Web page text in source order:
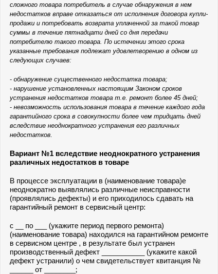
сложного товара потребитель в случае обнаружения в нем
недостатков вправе отказаться от исполнения договора купли-
продажи и потребовать возврата уплаченной за такой товар
суммы в течение пятнадцати дней со дня передачи
потребителю такого товара. По истечении этого срока
указанные требования подлежат удовлетворению в одном из
следующих случаев:
- обнаружение существенного недостатка товара;
- нарушение установленных настоящим Законом сроков
устранения недостатков товара т.е. ремонт более 45 дней;
- невозможность использования товара в течение каждого года
гарантийного срока в совокупности более чем тридцать дней
вследствие неоднократного устранения его различных
недостатков.
Вариант №1 вследствие неоднократного устранения
различных недостатков в товаре
В процессе эксплуатации в (наименование товара)е
неоднократно выявлялись различные неисправности
(проявлялись дефекты) и его приходилось сдавать на
гарантийный ремонт в сервисный центр:
с __ по ___ (укажите период первого ремонта)
(наименование товара) находился на гарантийном ремонте
в сервисном центре , в результате был устранен
производственный дефект ___________ (укажите какой
дефект устранили) о чем свидетельствует квитанция №
______ от ________;